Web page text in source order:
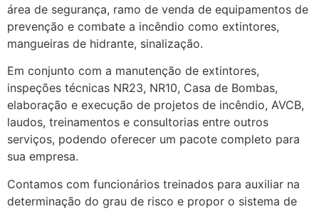
área de segurança, ramo de venda de equipamentos de
prevenção e combate a incêndio como extintores,
mangueiras de hidrante, sinalização.
Em conjunto com a manutenção de extintores,
inspeções técnicas NR23, NR10, Casa de Bombas,
elaboração e execução de projetos de incêndio, AVCB,
laudos, treinamentos e consultorias entre outros
serviços, podendo oferecer um pacote completo para
sua empresa.
Contamos com funcionários treinados para auxiliar na
determinação do grau de risco e propor o sistema de